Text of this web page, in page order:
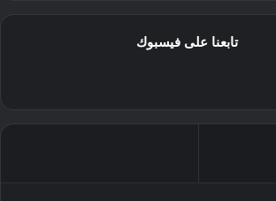
تابعنا على فيسبوك